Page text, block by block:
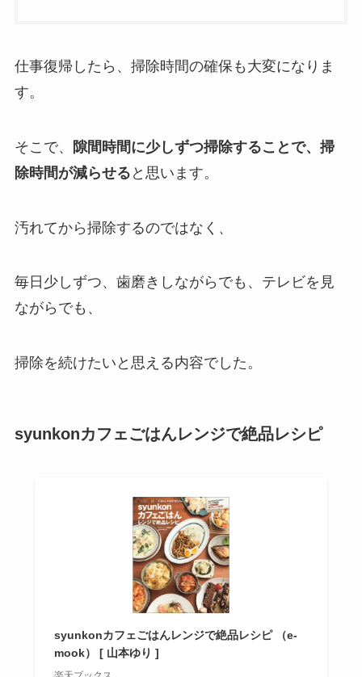
仕事復帰したら、掃除時間の確保も大変になりま
す。
そこで、
隙間時間に少しずつ掃除することで、掃
除時間が減らせる と思います。
汚れてから掃除するのではなく、
毎日少しずつ、歯磨きしながらでも、テレビを見
ながらでも、
掃除を続けたいと思える内容でした。
syunkonカフェごはんレンジで絶品レシピ
syunkonカフェごはんレンジで絶品レシピ （e-
mook） [ 山本ゆり ]